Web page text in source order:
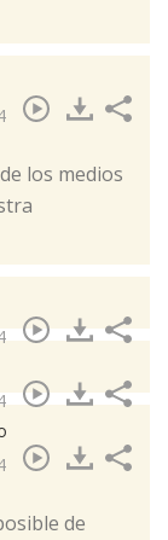
los medios
de